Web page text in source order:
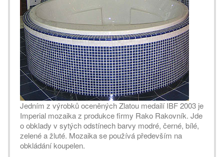
Jedním z výrobků oceněných Zlatou medailí IBF 2003 je
Imperial mozaika z produkce firmy Rako Rakovník. Jde
o obklady v sytých odstínech barvy modré, černé, bílé,
zelené a žluté. Mozaika se používá především na
obkládání koupelen.